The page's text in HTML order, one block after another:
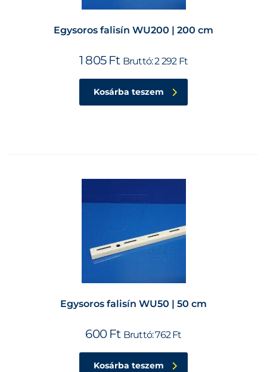
Egysoros falisín WU200 | 200 cm
1 805 Ft Bruttó:2 292 Ft
Kosárba teszem
Egysoros falisín WU50 | 50 cm
600 Ft Bruttó:762Ft
Kosárba teszem